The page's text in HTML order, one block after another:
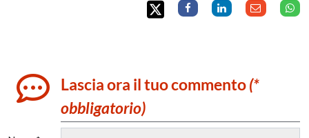
Lascia ora il tuo commento(*
obbligatorio)